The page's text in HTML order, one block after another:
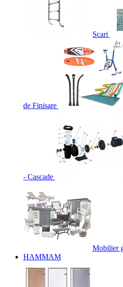
Scari
de Finisare
- Cascade
Mobilier
HAMMAM